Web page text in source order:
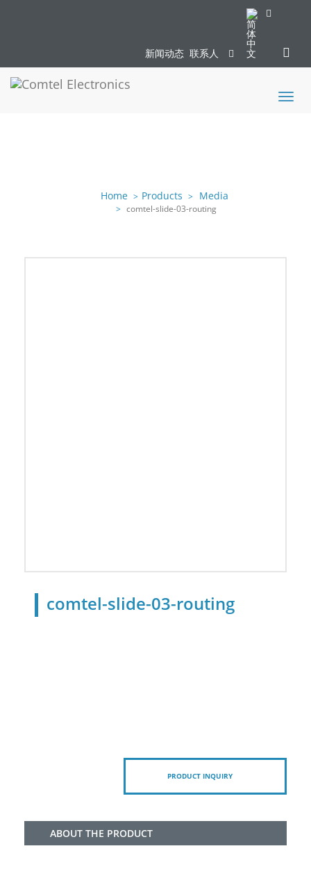
新闻动态 联系人
Toggle
Home Products Media
comtel-slide-03-routing
comtel-slide-03-routing
PRODUCT INQUIRY
ABOUT THE PRODUCT